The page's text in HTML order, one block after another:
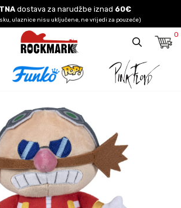
dostava za narudžbe iznad 60€
ulaznice nisu uključene, ne vrijedi za pouzeće)
0